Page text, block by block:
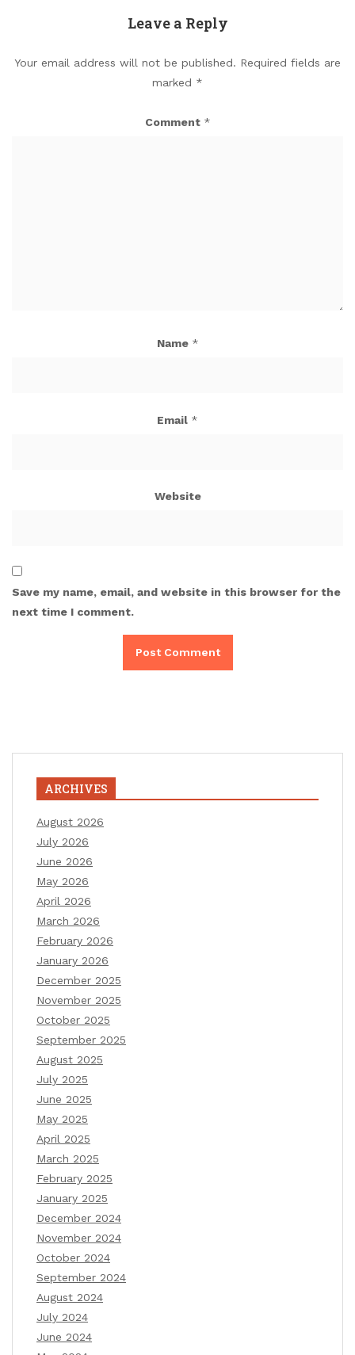
Leave a Reply
Your email address will not be published. Required fields are
marked *
Comment *
Name *
Email *
Website
Save my name, email, and website in this browser for the
next time I comment.
ARCHIVES
August 2026
July 2026
June 2026
May 2026
April 2026
March 2026
February 2026
January 2026
December 2025
November 2025
October 2025
September 2025
August 2025
July 2025
June 2025
May 2025
April 2025
March 2025
February 2025
January 2025
December 2024
November 2024
October 2024
September 2024
August 2024
July 2024
June 2024